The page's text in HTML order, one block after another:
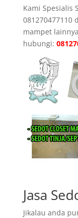
Kami Spesialis
081270477110
mampet
hubungi:
Jasa
Jikalau anda